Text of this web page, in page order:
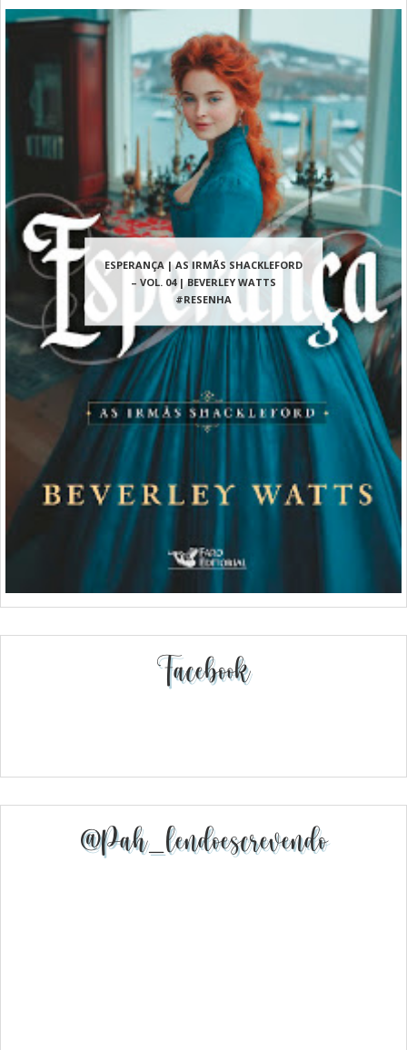
ESPERANÇA | AS IRMÃS SHACKLEFORD
– VOL. 04 | BEVERLEY WATTS
#RESENHA
Facebook
@pah_lendoescrevendo